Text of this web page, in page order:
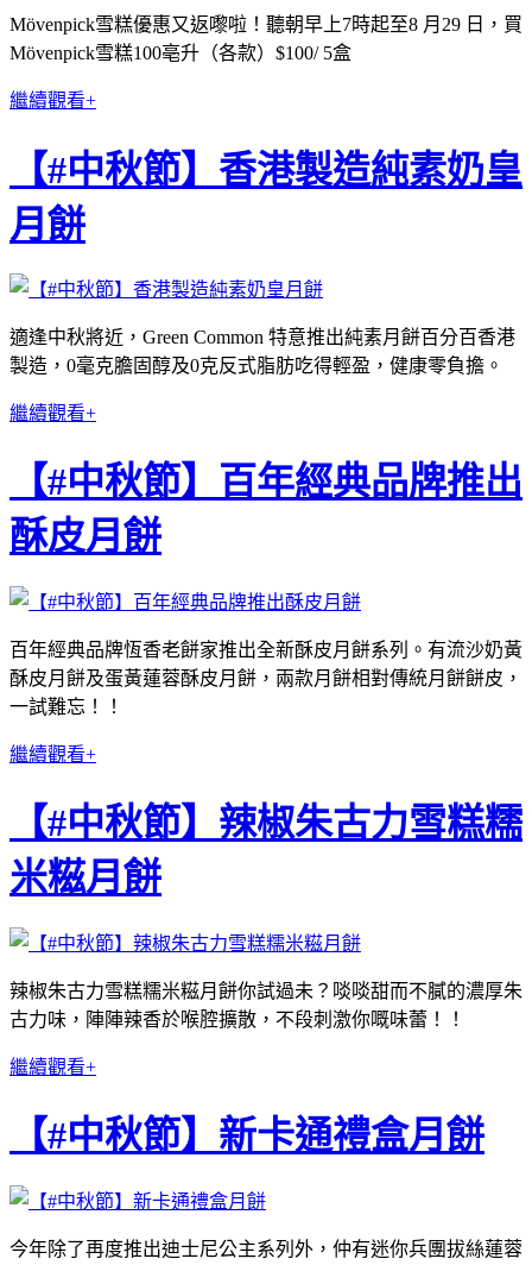
Mövenpick雪糕優惠又返嚟啦！聽朝早上7時起至8 月29 日，買
Mövenpick雪糕100亳升（各款）$100/ 5盒
繼續觀看+
【#中秋節】香港製造純素奶皇
月餅
適逢中秋將近，Green Common 特意推出純素月餅百分百香港
製造，0毫克膽固醇及0克反式脂肪吃得輕盈，健康零負擔。
繼續觀看+
【#中秋節】百年經典品牌推出
酥皮月餅
百年經典品牌恆香老餅家推出全新酥皮月餅系列。有流沙奶黃
酥皮月餅及蛋黃蓮蓉酥皮月餅，兩款月餅相對傳統月餅餅皮，
一試難忘！！
繼續觀看+
【#中秋節】辣椒朱古力雪糕糯
米糍月餅
辣椒朱古力雪糕糯米糍月餅你試過未？啖啖甜而不膩的濃厚朱
古力味，陣陣辣香於喉腔擴散，不段刺激你嘅味蕾！！
繼續觀看+
【#中秋節】新卡通禮盒月餅
今年除了再度推出迪士尼公主系列外，仲有迷你兵團拔絲蓮蓉